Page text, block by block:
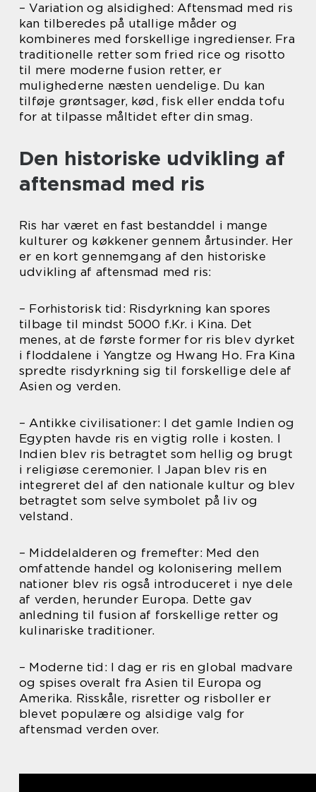
– Variation og alsidighed: Aftensmad med ris
kan tilberedes på utallige måder og
kombineres med forskellige ingredienser. Fra
traditionelle retter som fried rice og risotto
til mere moderne fusion retter, er
mulighederne næsten uendelige. Du kan
tilføje grøntsager, kød, fisk eller endda tofu
for at tilpasse måltidet efter din smag.
Den historiske udvikling af
aftensmad med ris
Ris har været en fast bestanddel i mange
kulturer og køkkener gennem årtusinder. Her
er en kort gennemgang af den historiske
udvikling af aftensmad med ris:
– Forhistorisk tid: Risdyrkning kan spores
tilbage til mindst 5000 f.Kr. i Kina. Det
menes, at de første former for ris blev dyrket
i floddalene i Yangtze og Hwang Ho. Fra Kina
spredte risdyrkning sig til forskellige dele af
Asien og verden.
– Antikke civilisationer: I det gamle Indien og
Egypten havde ris en vigtig rolle i kosten. I
Indien blev ris betragtet som hellig og brugt
i religiøse ceremonier. I Japan blev ris en
integreret del af den nationale kultur og blev
betragtet som selve symbolet på liv og
velstand.
– Middelalderen og fremefter: Med den
omfattende handel og kolonisering mellem
nationer blev ris også introduceret i nye dele
af verden, herunder Europa. Dette gav
anledning til fusion af forskellige retter og
kulinariske traditioner.
– Moderne tid: I dag er ris en global madvare
og spises overalt fra Asien til Europa og
Amerika. Risskåle, risretter og risboller er
blevet populære og alsidige valg for
aftensmad verden over.